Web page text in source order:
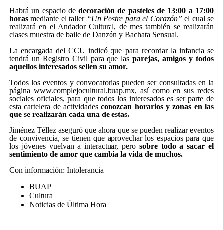
Habrá un espacio dedecoración de pasteles de 13:00 a 17:00
horasmediante el taller “Un Postre para el Corazón” el cual se
realizará en el Andador Cultural, de mes también se realizarán
clases muestra de baile de Danzón y Bachata Sensual.
La encargada del CCU indicó que para recordar la infancia se
tendrá un Registro Civil para que lasparejas, amigos y todos
aquellos interesados sellen su amor.
Todos los eventos y convocatorias pueden ser consultadas en la
página www.complejocultural.buap.mx, así como en sus redes
sociales oficiales, para que todos los interesados es ser parte de
esta cartelera de actividadesconozcan horarios y zonas en las
que se realizarán cada una de estas.
Jiménez Téllez aseguró que ahora que se pueden realizar eventos
de convivencia, se tienen que aprovechar los espacios para que
los jóvenes vuelvan a interactuar, pero sobre todo a sacar el
sentimiento de amor que cambia la vida de muchos.
Con información: Intolerancia
BUAP
Cultura
Noticias de Última Hora